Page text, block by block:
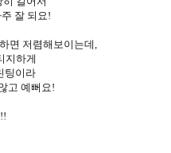
잘 되요!
면 저렴해보이는데,
지하게
팅이라
고 예뻐요!